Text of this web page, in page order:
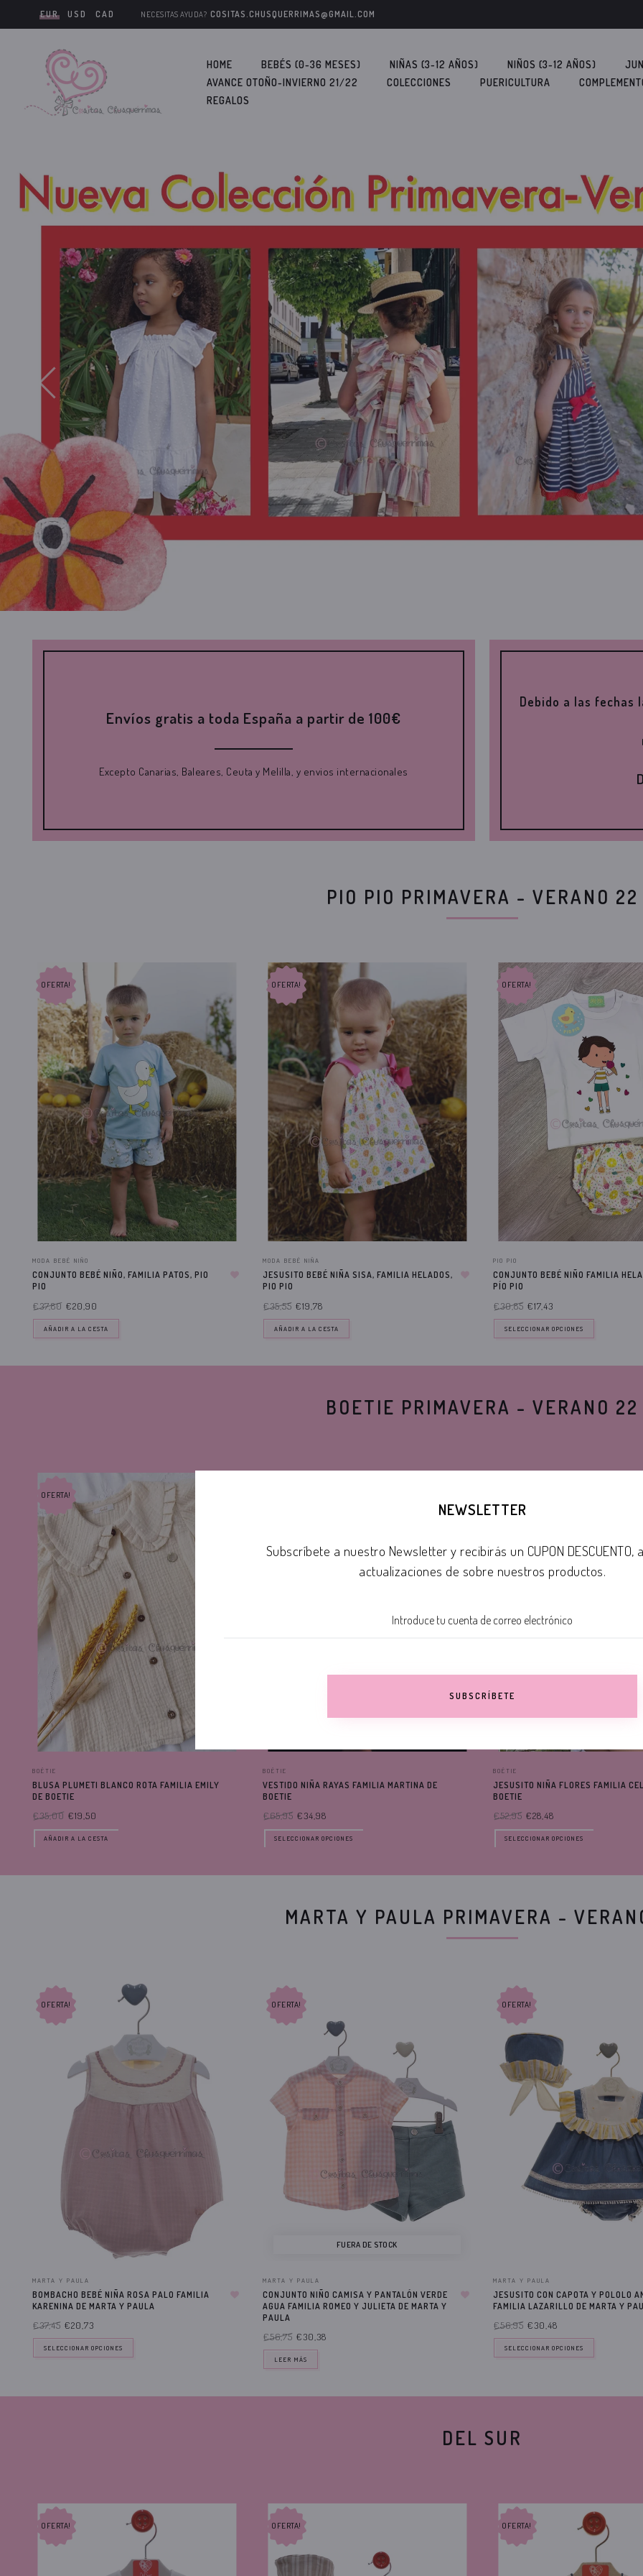
EUR USD CAD NECESITAS AYUDA? COSITAS.CHUSQUERRIMAS@GMAIL.COM
HOME BEBÉS (0-36 MESES) NIÑAS (3-12 AÑOS) NIÑOS (3-12 AÑOS)
AVANCE OTOÑO-INVIERNO 21/22
COLECCIONES PUERICULTURA
REGALOS
Envíos gratis a toda España a partir de 100€
Excepto Canarias, Baleares, Ceuta y Melilla, y envios internacionales
Debido a las fechas
PIO PIO PRIMAVERA - VERANO 22
OFERTA!
MODA BEBÉ NIÑO
CONJUNTO BEBÉ NIÑO, FAMILIA PATOS, PIO
PIO
€37,80 €20,90
AÑADIR A LA CESTA
OFERTA!
MODA BEBÉ NIÑA
JESUSITO BEBÉ NIÑA SISA, FAMILIA HELADOS,
PIO PIO
€35,55 €19,78
AÑADIR A LA CESTA
OFERTA!
PIO PIO
CONJUNTO BEBÉ NIÑO FAMILIA
PÍO PIO
€30,85 €17,43
SELECCIONAR OPCIONES
BOETIE PRIMAVERA - VERANO 22
OFERTA!
BOÉTIE
BLUSA PLUMETI BLANCO ROTA FAMILIA EMILY
DE BOETIE
€35,00 €19,50
AÑADIR A LA CESTA
BOÉTIE
VESTIDO NIÑA RAYAS FAMILIA MARTINA DE
BOETIE
€65,95 €34,98
SELECCIONAR OPCIONES
BOÉTIE
JESUSITO NIÑA FLORES FAMILIA
BOETIE
€52,95 €28,48
SELECCIONAR OPCIONES
MARTA Y PAULA PRIMAVERA -
OFERTA!
MARTA Y PAULA
BOMBACHO BEBÉ NIÑA ROSA PALO FAMILIA
KARENINA DE MARTA Y PAULA
€37,45 €20,73
SELECCIONAR OPCIONES
FUERA DE STOCK
OFERTA!
MARTA Y PAULA
CONJUNTO NIÑO CAMISA Y PANTALÓN VERDE
AGUA FAMILIA ROMEO Y JULIETA DE MARTA Y
PAULA
€56,75 €30,38
LEER MÁS
OFERTA!
MARTA Y PAULA
JESUSITO CON CAPOTA Y POLOLO
FAMILIA LAZARILLO DE MARTA Y
€56,95 €30,48
SELECCIONAR OPCIONES
DEL SUR
OFERTA! OFERTA! OFERTA!
NEWSLETTER
Subscríbete a nuestro Newsletter y recibirás un CUPON DESCUENTO,
actualizaciones de sobre nuestros productos.
SUBSCRÍBETE